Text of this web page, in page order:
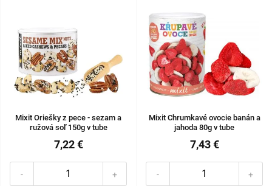
Mixit Oriešky z pece - sezam a
ružová soľ 150g v tube
7,22 €
- +
Mixit Chrumkavé ovocie banán a
jahoda 80g v tube
7,43 €
- +